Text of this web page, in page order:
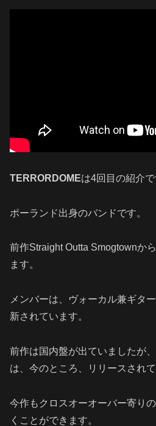
TERRORDOMEは4回目の紹介で
ポーランド出身のバンドです。
前作Straight Outta Smogtownか
ます。
メンバーは、ヴォーカル兼ギタ
新されています。
前作は国内盤が出ていましたが、
は、今のところ、リリースされて
今作もクロスオーオーバー寄り
くことができます。